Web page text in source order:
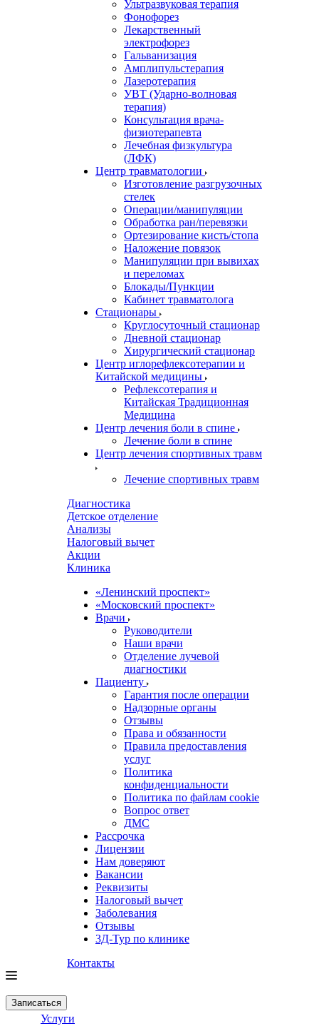
Ультразвуковая терапия
Фонофорез
Лекарственный
электрофорез
Гальванизация
Амплипульстерапия
Лазеротерапия
УВТ (Ударно-волновая
терапия)
Консультация врача-
физиотерапевта
Лечебная физкультура
(ЛФК)
Центр травматологии
Изготовление разгрузочных
стелек
Операции/манипуляции
Обработка ран/перевязки
Ортезирование кисть/стопа
Наложение повязок
Манипуляции при вывихах
и переломах
Блокады/Пункции
Кабинет травматолога
Стационары
Круглосуточный стационар
Дневной стационар
Хирургический стационар
Центр иглорефлексотерапии и
Китайской медицины
Рефлексотерапия и
Китайская Традиционная
Медицина
Центр лечения боли в спине
Лечение боли в спине
Центр лечения спортивных травм
Лечение спортивных травм
Диагностика
Детское отделение
Анализы
Налоговый вычет
Акции
Клиника
«Ленинский проспект»
«Московский проспект»
Врачи
Руководители
Наши врачи
Отделение лучевой
диагностики
Пациенту
Гарантия после операции
Надзорные органы
Отзывы
Права и обязанности
Правила предоставления
услуг
Политика
конфиденциальности
Политика по файлам cookie
Вопрос ответ
ДМС
Рассрочка
Лицензии
Нам доверяют
Вакансии
Реквизиты
Налоговый вычет
Заболевания
Отзывы
3Д-Тур по клинике
Контакты
Записаться
Услуги